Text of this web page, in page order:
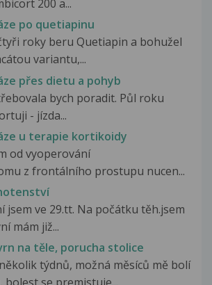
200 a...
po quetiapinu
roky beru Quetiapin a bohužel
variantu,...
přes dietu a pohyb
bych poradit. Půl roku
- jízda...
u terapie kortikoidy
od vyoperování
z frontálního prostupu nucen...
jsem ve 29.tt. Na počátku těh.jsem
mám již...
na těle, porucha stolice
týdnů, možná měsíců mě bolí